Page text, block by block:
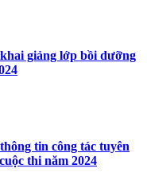
giảng lớp bồi dưỡng
tin công tác tuyên
thi năm 2024